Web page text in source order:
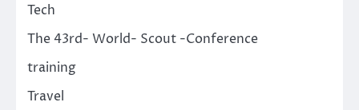
Tech
The 43rd- World- Scout -Conference
training
Travel